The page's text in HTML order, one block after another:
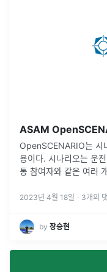
ASAM
OpenSCENARIO는 시
용이다. 시나리오는 운
통 참여자와 같은 여러
2023년 4월 18일 · 3개의
by 장승현